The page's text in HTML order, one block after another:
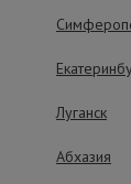
Усиленная
Выдерживает
Долговечность
использованию
Луганск
Абхазия